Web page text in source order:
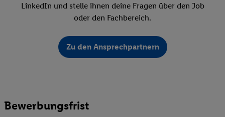
LinkedIn und stelle ihnen deine Fragen über den Job
oder den Fachbereich.
Zu den Ansprechpartnern
Bewerbungsfrist